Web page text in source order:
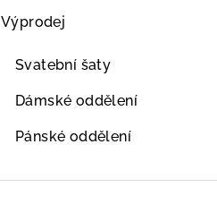
Výprodej
Svatební šaty
Dámské oddělení
Pánské oddělení